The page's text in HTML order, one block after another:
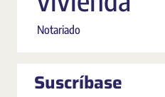
Notariado
Suscríbase